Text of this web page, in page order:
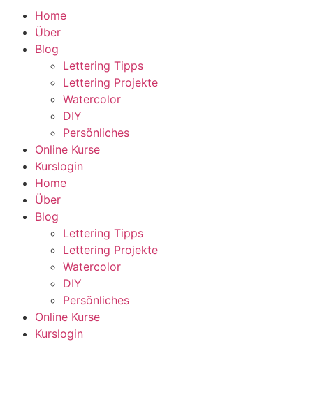
Home
Über
Blog
Lettering Tipps
Lettering Projekte
Watercolor
DIY
Persönliches
Online Kurse
Kurslogin
Home
Über
Blog
Lettering Tipps
Lettering Projekte
Watercolor
DIY
Persönliches
Online Kurse
Kurslogin